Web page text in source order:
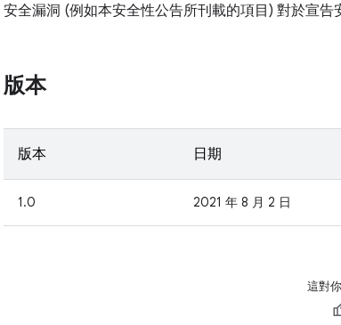
安全漏洞 (例如本安全性公告所刊載的項目) 對於宣告
版本
版本 日期
1.0 2021 年 8 月 2 日
這對